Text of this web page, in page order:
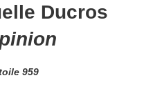
Ducros
959